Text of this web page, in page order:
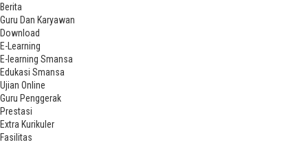
Berita
Guru Dan Karyawan
Download
E-Learning
E-learning Smansa
Edukasi Smansa
Ujian Online
Guru Penggerak
Prestasi
Extra Kurikuler
Fasilitas